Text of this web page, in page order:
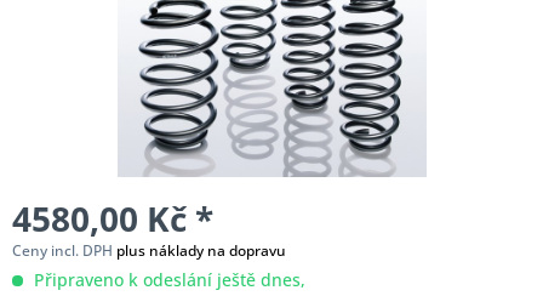
4580,00 Kč *
Ceny incl. DPH plus náklady na dopravu
Připraveno k odeslání ještě dnes,